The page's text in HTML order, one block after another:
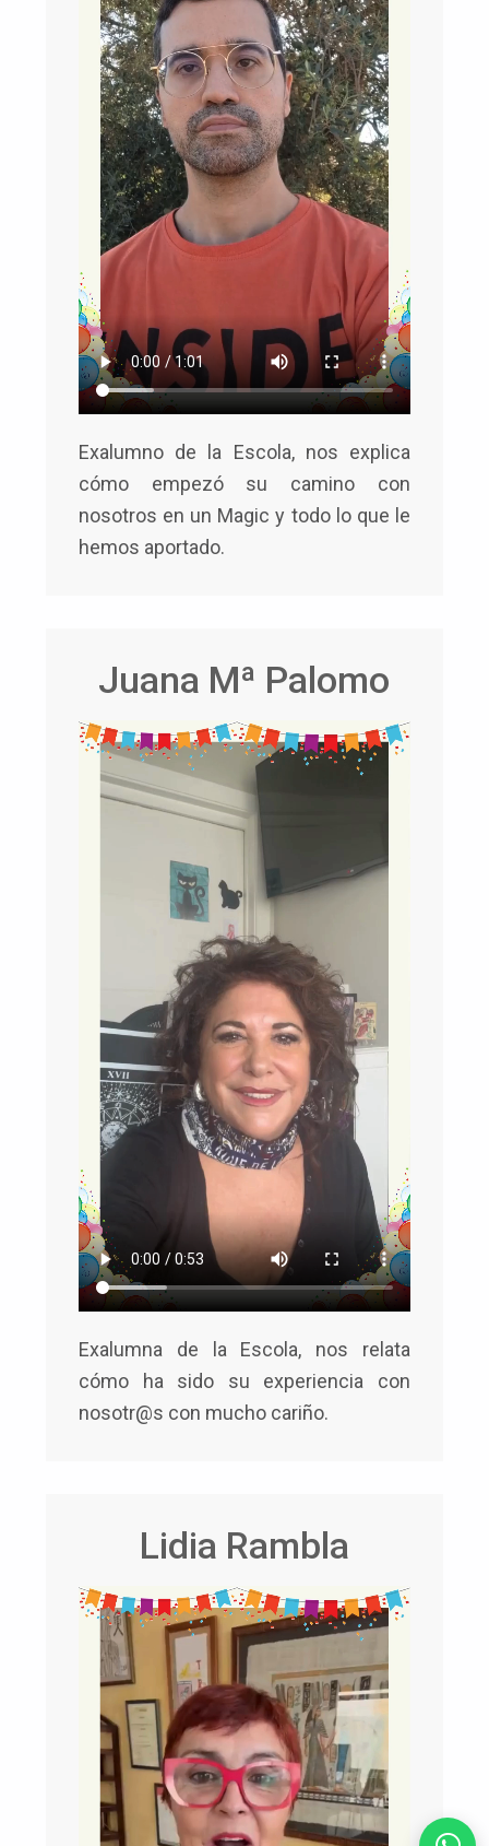
Exalumno de la Escola, nos explica
cómo empezó su camino con
nosotros en un Magic y todo lo que le
hemos aportado.
Juana Mª Palomo
Exalumna de la Escola, nos relata
cómo ha sido su experiencia con
nosotr@s con mucho cariño.
Lidia Rambla